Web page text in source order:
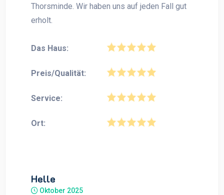
Thorsminde. Wir haben uns auf jeden Fall gut
erholt.
Das Haus:
Preis/Qualität:
Service:
Ort:
Helle
Oktober 2025